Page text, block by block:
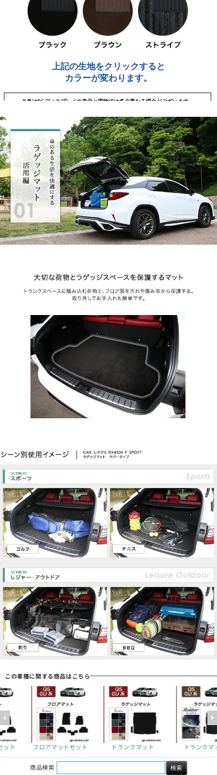
この車種に関する商品はこちら
ット トランクマット トランクマット フロアマッ
商品検索